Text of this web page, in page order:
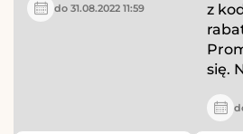
do 31.08.2022 11:59
z
się.